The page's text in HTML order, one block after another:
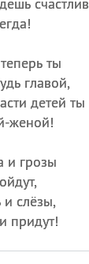
ты
главой,
детей ты
женой!
и грозы
и слёзы,
придут!